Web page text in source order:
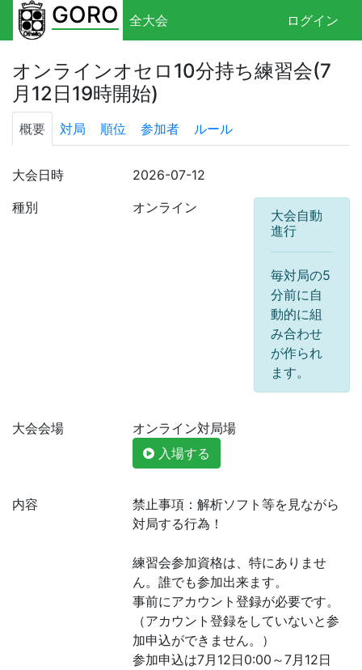
GORO 全大会 ログイン
オンラインオセロ10分持ち練習会(7
月12日19時開始)
概要 対局 順位 参加者 ルール
大会日時
2026-07-12
種別
オンライン
大会自動
進行
毎対局の5
分前に自
動的に組
み合わせ
が作られ
ます。
大会会場
オンライン対局場
入場する
内容
禁止事項：解析ソフト等を見ながら
対局する行為！
練習会参加資格は、特にありませ
ん。誰でも参加出来ます。
事前にアカウント登録が必要です。
（アカウント登録をしていないと参
加申込ができません。）
参加申込は7月12日0:00～7月12日